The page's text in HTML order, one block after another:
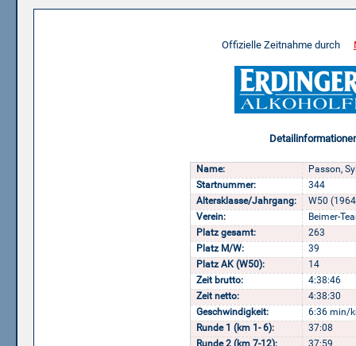
Offizielle Zeitnahme durch
Name:
Passon,
Startnummer:
344
Altersklasse/Jahrgang:
W50
Verein:
Beimer-
Platz gesamt:
263
Platz M/W:
39
Platz AK (W50):
14
Zeit brutto:
4:38:46
Zeit netto:
4:38:30
Geschwindigkeit:
6:36 min/
Runde 1 (km 1- 6):
37:08
Runde 2 (km 7-12):
37:59